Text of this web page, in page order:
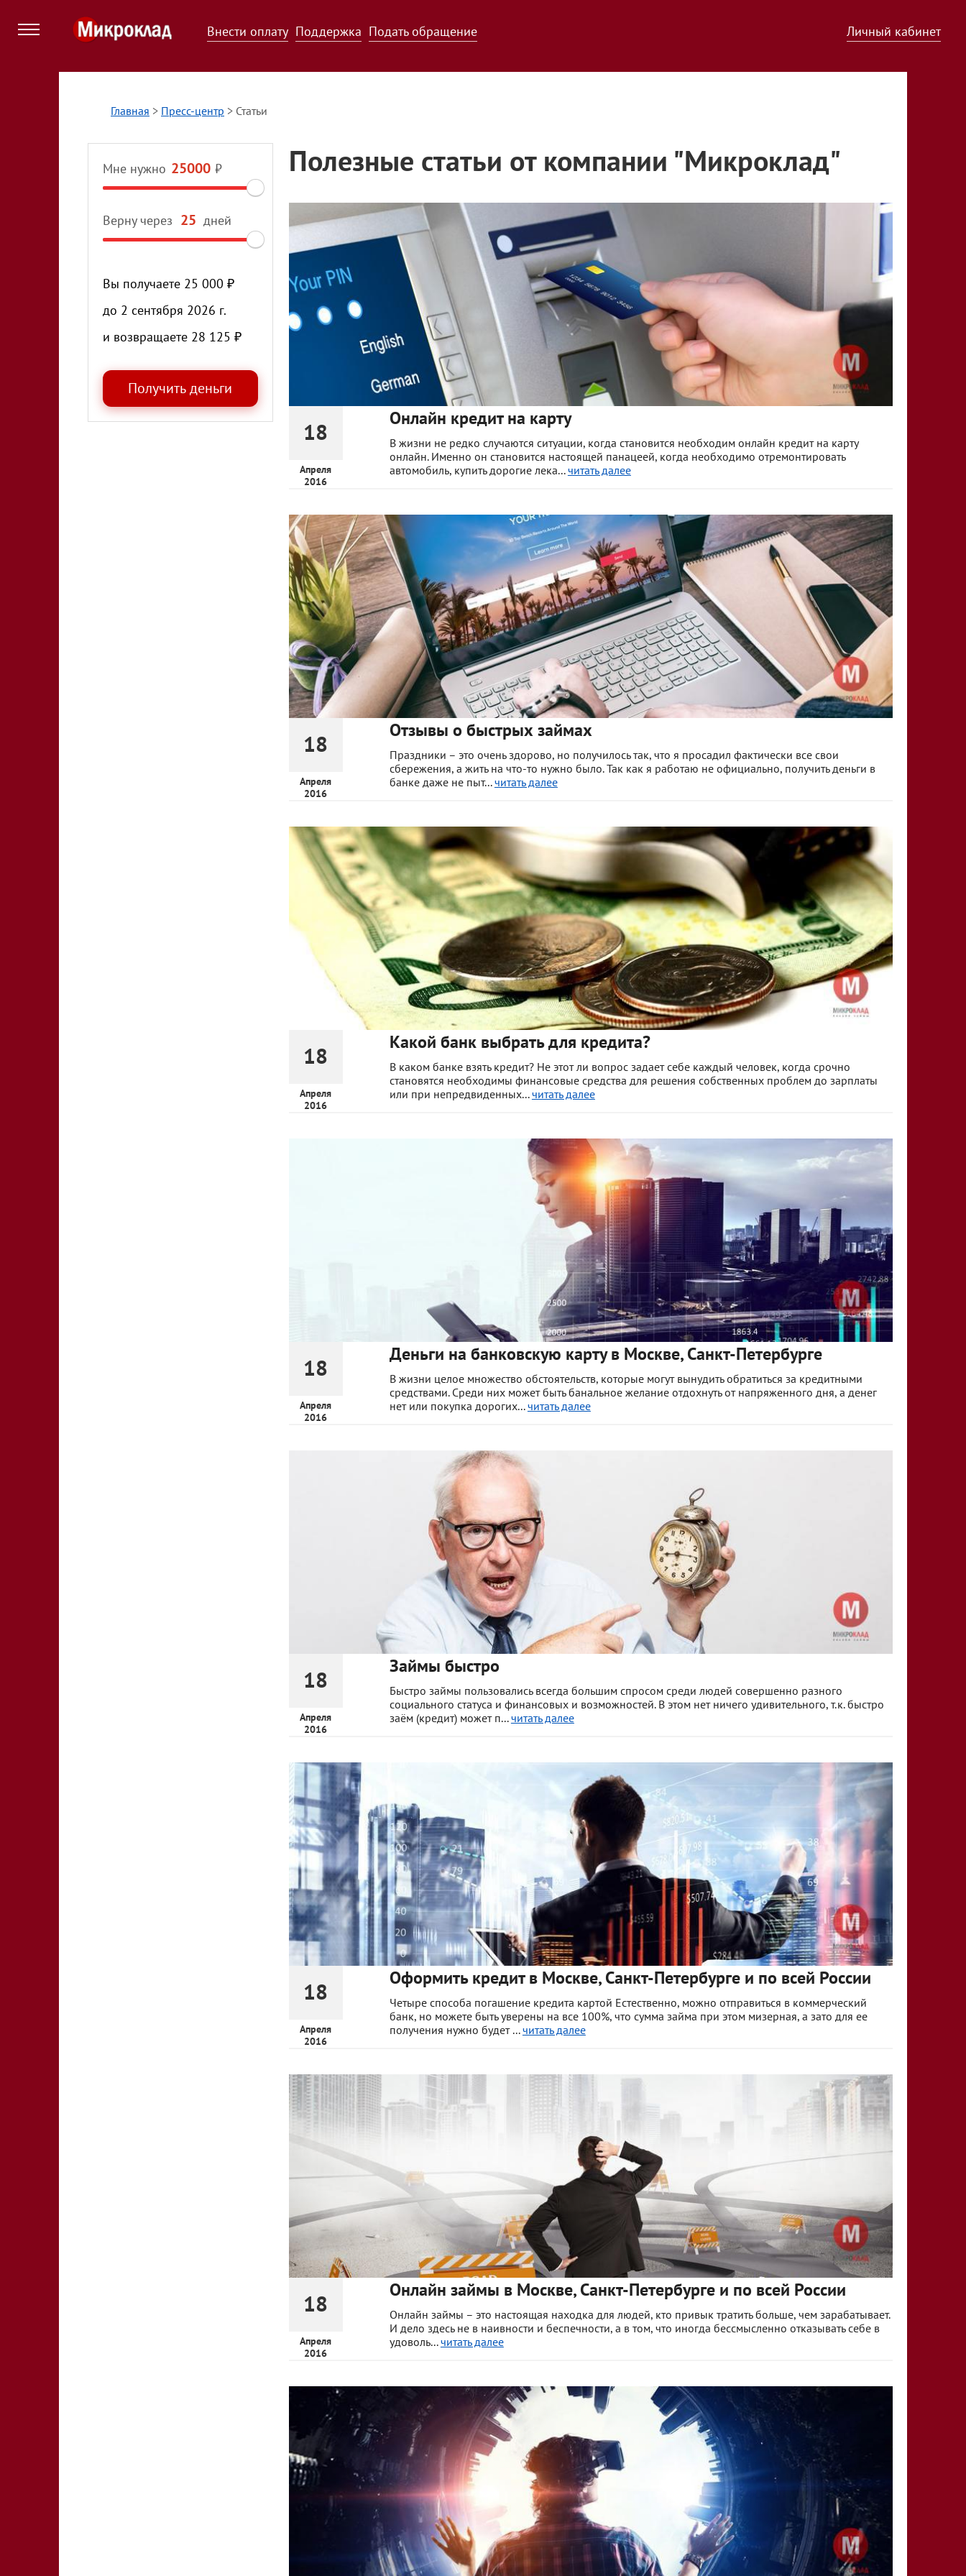
Внести оплату Поддержка Подать обращение Личный кабинет
Главная > Пресс-центр > Статьи
Мне нужно ₽
Верну через дней
Вы получаете 25 000 ₽
до 2 сентября 2026 г.
и возвращаете 28 125 ₽
Полезные статьи от компании "Микроклад"
18
Апреля
2016
Онлайн кредит на карту
В жизни не редко случаются ситуации, когда становится необходим онлайн кредит на карту
онлайн. Именно он становится настоящей панацеей, когда необходимо отремонтировать
автомобиль, купить дорогие лека...читать далее
18
Апреля
2016
Отзывы о быстрых займах
Праздники – это очень здорово, но получилось так, что я просадил фактически все свои
сбережения, а жить на что-то нужно было. Так как я работаю не официально, получить деньги в
банке даже не пыт...читать далее
18
Апреля
2016
Какой банк выбрать для кредита?
В каком банке взять кредит? Не этот ли вопрос задает себе каждый человек, когда срочно
становятся необходимы финансовые средства для решения собственных проблем до зарплаты
или при непредвиденных...читать далее
18
Апреля
2016
Деньги на банковскую карту в Москве, Санкт-Петербурге
В жизни целое множество обстоятельств, которые могут вынудить обратиться за кредитными
средствами. Среди них может быть банальное желание отдохнуть от напряженного дня, а денег
нет или покупка дорогих...читать далее
18
Апреля
2016
Займы быстро
Быстро займы пользовались всегда большим спросом среди людей совершенно разного
социального статуса и финансовых и возможностей. В этом нет ничего удивительного, т.к. быстро
заём (кредит) может п...читать далее
18
Апреля
2016
Оформить кредит в Москве, Санкт-Петербурге и по всей России
Четыре способа погашение кредита картой Естественно, можно отправиться в коммерческий
банк, но можете быть уверены на все 100%, что сумма займа при этом мизерная, а зато для ее
получения нужно будет ...читать далее
18
Апреля
2016
Онлайн займы в Москве, Санкт-Петербурге и по всей России
Онлайн займы – это настоящая находка для людей, кто привык тратить больше, чем зарабатывает.
И дело здесь не в наивности и беспечности, а в том, что иногда бессмысленно отказывать себе в
удоволь...читать далее